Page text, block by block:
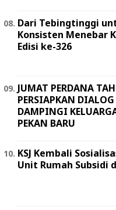
Dari Tebingtinggi
Konsisten Menebar
Edisi ke-326
JUMAT PERDANA
PERSIAPKAN
DAMPINGI
PEKAN BARU
KSJ Kembali
Unit Rumah Subsidi